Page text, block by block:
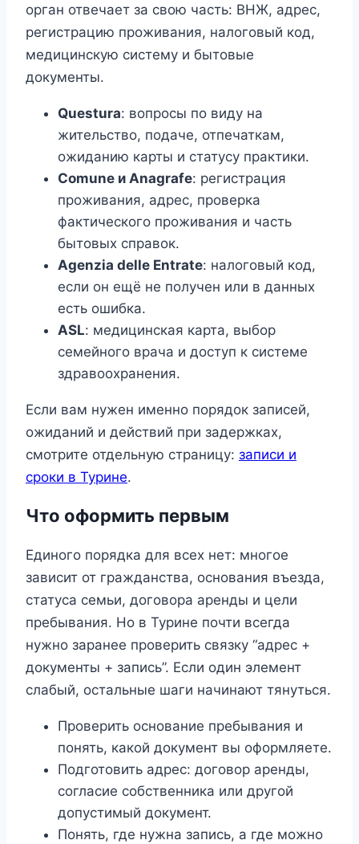
орган отвечает за свою часть: ВНЖ, адрес,
регистрацию проживания, налоговый код,
медицинскую систему и бытовые
документы.
Questura: вопросы по виду на
жительство, подаче, отпечаткам,
ожиданию карты и статусу практики.
Comune и Anagrafe: регистрация
проживания, адрес, проверка
фактического проживания и часть
бытовых справок.
Agenzia delle Entrate: налоговый код,
если он ещё не получен или в данных
есть ошибка.
ASL: медицинская карта, выбор
семейного врача и доступ к системе
здравоохранения.
Если вам нужен именно порядок записей,
ожиданий и действий при задержках,
смотрите отдельную страницу: записи и
сроки в Турине.
Что оформить первым
Единого порядка для всех нет: многое
зависит от гражданства, основания въезда,
статуса семьи, договора аренды и цели
пребывания. Но в Турине почти всегда
нужно заранее проверить связку “адрес +
документы + запись”. Если один элемент
слабый, остальные шаги начинают тянуться.
Проверить основание пребывания и
понять, какой документ вы оформляете.
Подготовить адрес: договор аренды,
согласие собственника или другой
допустимый документ.
Понять, где нужна запись, а где можно